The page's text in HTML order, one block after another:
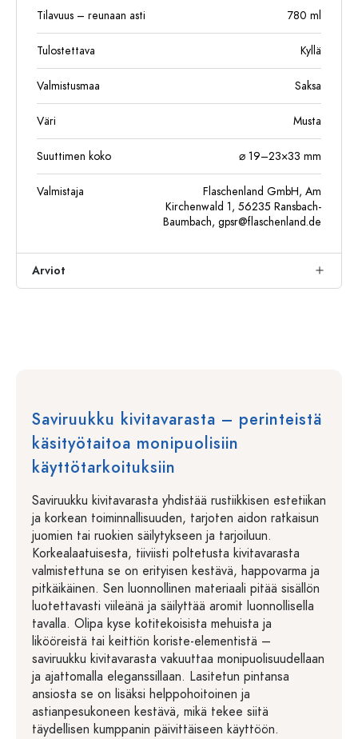
Tilavuus – reunaan asti 780 ml
Tulostettava Kyllä
Valmistusmaa Saksa
Väri Musta
Suuttimen koko ⌀ 19–23×33 mm
Valmistaja
Flaschenland GmbH, Am
Kirchenwald 1, 56235 Ransbach-
Baumbach, gpsr@flaschenland.de
Arviot
Saviruukku kivitavarasta – perinteistä
käsityötaitoa monipuolisiin
käyttötarkoituksiin
Saviruukku kivitavarasta yhdistää rustiikkisen estetiikan
ja korkean toiminnallisuuden, tarjoten aidon ratkaisun
juomien tai ruokien säilytykseen ja tarjoiluun.
Korkealaatuisesta, tiiviisti poltetusta kivitavarasta
valmistettuna se on erityisen kestävä, happovarma ja
pitkäikäinen. Sen luonnollinen materiaali pitää sisällön
luotettavasti viileänä ja säilyttää aromit luonnollisella
tavalla. Olipa kyse kotitekoisista mehuista ja
likööreistä tai keittiön koriste-elementistä –
saviruukku kivitavarasta vakuuttaa monipuolisuudellaan
ja ajattomalla eleganssillaan. Lasitetun pintansa
ansiosta se on lisäksi helppohoitoinen ja
astianpesukoneen kestävä, mikä tekee siitä
täydellisen kumppanin päivittäiseen käyttöön.